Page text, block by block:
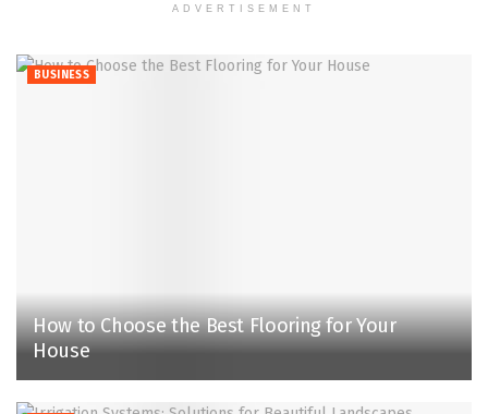
ADVERTISEMENT
BUSINESS
How to Choose the Best Flooring for Your
House